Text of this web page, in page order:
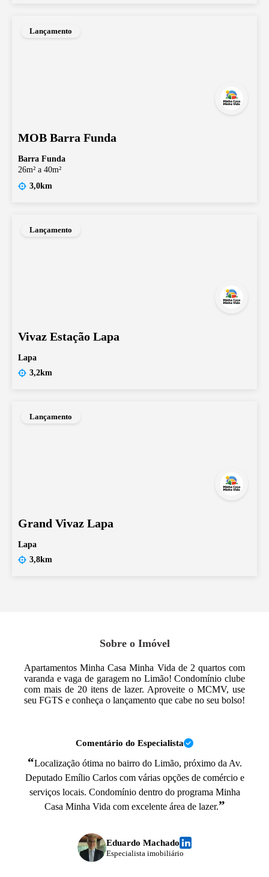
Lançamento
MOB Barra Funda
Barra Funda
26m² a 40m²
3,0km
Lançamento
Vivaz Estação Lapa
Lapa
3,2km
Lançamento
Grand Vivaz Lapa
Lapa
3,8km
Sobre o Imóvel
Apartamentos Minha Casa Minha Vida de 2 quartos com
varanda e vaga de garagem no Limão! Condomínio clube
com mais de 20 itens de lazer. Aproveite o MCMV, use
seu FGTS e conheça o lançamento que cabe no seu bolso!
Comentário do Especialista
“Localização ótima no bairro do Limão, próximo da Av.
Deputado Emílio Carlos com várias opções de comércio e
serviços locais. Condomínio dentro do programa Minha
Casa Minha Vida com excelente área de lazer.”
Eduardo Machado
Especialista imobiliário